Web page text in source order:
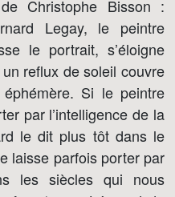
Christophe Bisson :
Legay, le peintre
le portrait, s’éloigne
reflux de soleil couvre
éphémère. Si le peintre
par l’intelligence de la
le dit plus tôt dans le
laisse parfois porter par
les siècles qui nous